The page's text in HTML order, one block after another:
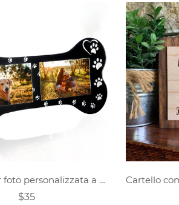
Cornice per foto personalizzata a forma di osso
$35